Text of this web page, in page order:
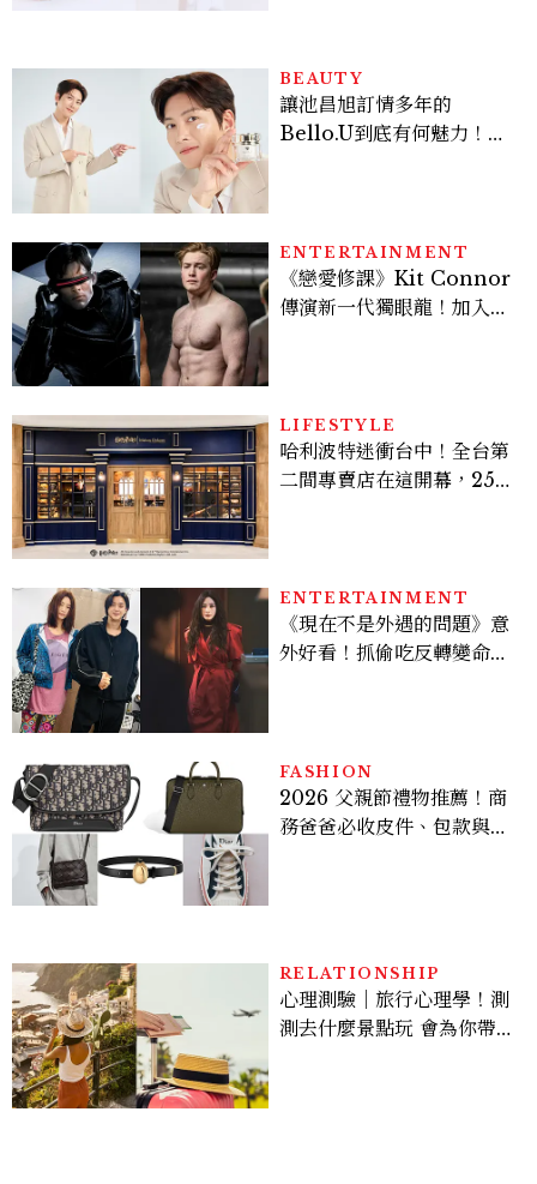
BEAUTY
讓池昌旭訂情多年的
Bello.U到底有何魅力！揭
倦感，超神！
ENTERTAINMENT
《戀愛修課》Kit Connor
傳演新一代獨眼龍！加入新
LIFESTYLE
哈利波特迷衝台中！全台第
二間專賣店在這開幕，25週
ENTERTAINMENT
《現在不是外遇的問題》意
外好看！抓偷吃反轉變命
看點懶人包
FASHION
2026 父親節禮物推薦！商
務爸爸必收皮件、包款與鞋
RELATIONSHIP
心理測驗｜旅行心理學！測
測去什麼景點玩 會為你帶來